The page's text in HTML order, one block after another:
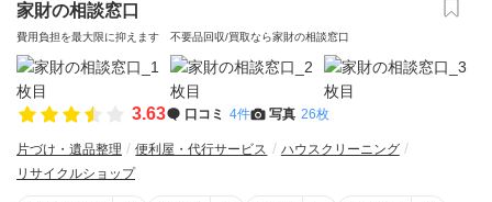
家財の相談窓口
費用負担を最大限に抑えます 不要品回収/買取なら家財の相談窓口
3.63 口コミ 4件 写真 26枚
片づけ・遺品整理 便利屋・代行サービス
ハウスクリーニング
リサイクルショップ